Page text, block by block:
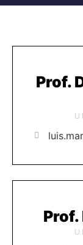
Prof.
Prof.